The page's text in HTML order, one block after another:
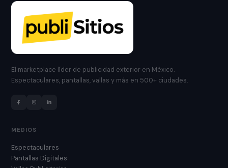
El marketplace líder de publicidad exterior en México.
Espectaculares, pantallas, vallas y más en 500+ ciudades.
MEDIOS
Espectaculares
Pantallas Digitales